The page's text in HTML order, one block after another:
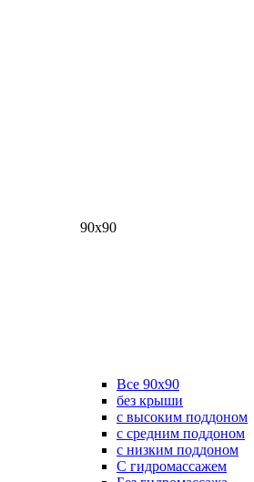
90х90
Все 90х90
без крыши
с высоким поддоном
с средним поддоном
с низким поддоном
С гидромассажем